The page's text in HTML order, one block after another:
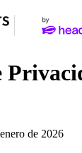
de 2026